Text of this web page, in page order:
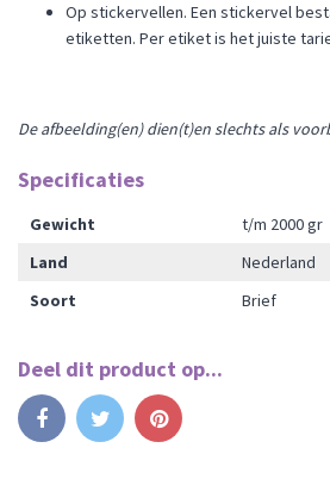
Op stickervellen. Een stickervel
etiketten. Per etiket is het juiste
De afbeelding(en) dien(t)en slechts als
Specificaties
Gewicht
t/m 2000 gr
Land
Nederland
Soort
Brief
Deel dit product op...